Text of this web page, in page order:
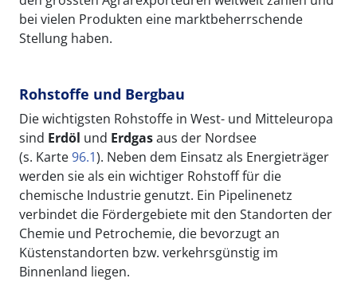
bei vielen Produkten eine marktbeherrschende
Stellung haben.
Rohstoffe und Bergbau
Die wichtigsten Rohstoffe in West- und Mitteleuropa
sind Erdöl und Erdgasaus der Nordsee
(s. Karte96.1). Neben dem Einsatz als Energieträger
werden sie als ein wichtiger Rohstoff für die
chemische Industrie genutzt. Ein Pipelinenetz
verbindet die Fördergebiete mit den Standorten der
Chemie und Petrochemie, die bevorzugt an
Küstenstandorten bzw. verkehrsgünstig im
Binnenland liegen.